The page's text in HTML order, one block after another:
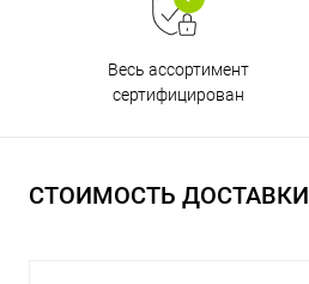
Весь ассортимент
сертифицирован
СТОИМОСТЬ ДОСТАВКИ